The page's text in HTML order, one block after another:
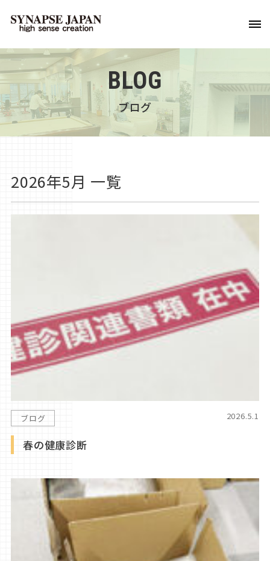
BLOG
ブログ
2026年5月 一覧
ブログ 2026.5.1
春の健康診断